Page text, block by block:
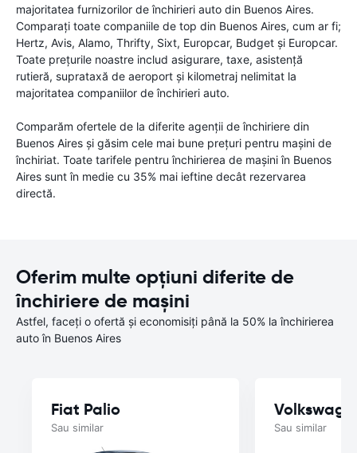
majoritatea furnizorilor de închirieri auto din Buenos Aires.
Comparați toate companiile de top din Buenos Aires, cum ar fi;
Hertz, Avis, Alamo, Thrifty, Sixt, Europcar, Budget și Europcar.
Toate prețurile noastre includ asigurare, taxe, asistență
rutieră, suprataxă de aeroport și kilometraj nelimitat la
majoritatea companiilor de închirieri auto.
Comparăm ofertele de la diferite agenții de închiriere din
Buenos Aires și găsim cele mai bune prețuri pentru mașini de
închiriat. Toate tarifele pentru închirierea de mașini în Buenos
Aires sunt în medie cu 35% mai ieftine decât rezervarea
directă.
Oferim multe opțiuni diferite de
închiriere de mașini
Astfel, faceți o ofertă și economisiți până la 50% la închirierea
auto în Buenos Aires
Fiat Palio
Sau similar Sau similar